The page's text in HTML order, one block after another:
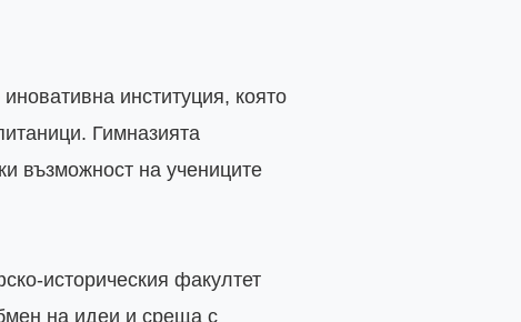
институция, която
Гимназията
възможност на учениците
историческия факултет
на идеи и среща с